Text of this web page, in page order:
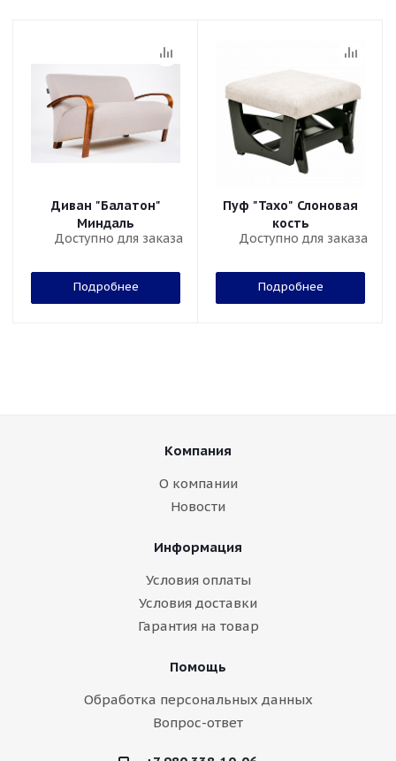
Диван "Балатон"
Миндаль
Доступно для заказа
Подробнее
Пуф "Тахо" Слоновая
кость
Доступно для заказа
Подробнее
Компания
О компании
Новости
Информация
Условия оплаты
Условия доставки
Гарантия на товар
Помощь
Обработка персональных данных
Вопрос-ответ